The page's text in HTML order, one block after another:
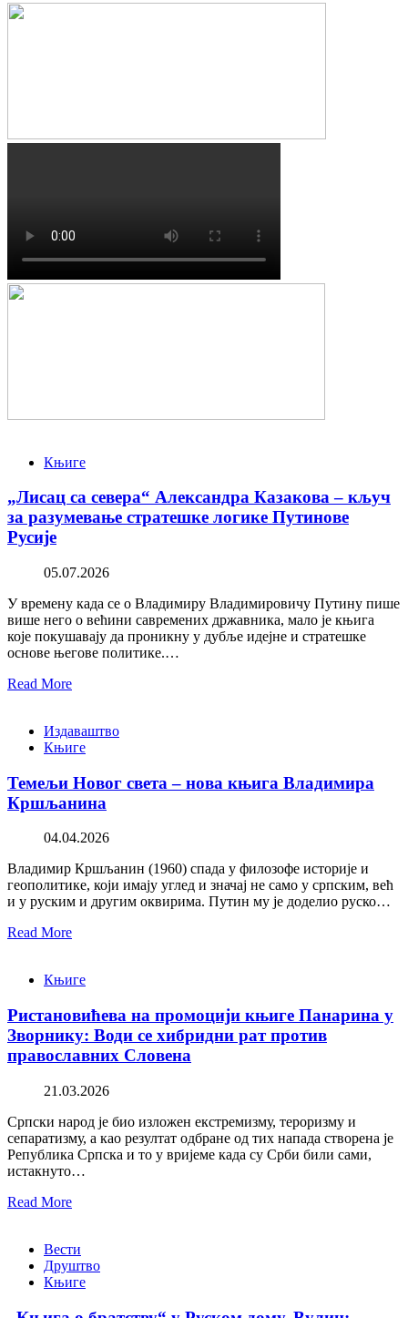
Књиге
„Лисац са севера“ Александра Казакова – кључ
за разумевање стратешке логике Путинове
Русије
05.07.2026
У времену када се о Владимиру Владимировичу Путину пише
више него о већини савремених државника, мало је књига
које покушавају да проникну у дубље идејне и стратешке
основе његове политике.…
Read More
Издаваштво
Књиге
Темељи Новог света – нова књига Владимира
Кршљанина
04.04.2026
Владимир Кршљанин (1960) спада у филозофе историје и
геополитике, који имају углед и значај не само у српским, већ
и у руским и другим оквирима. Путин му је доделио руско…
Read More
Књиге
Ристановићева на промоцији књиге Панарина у
Зворнику: Води се хибридни рат против
православних Словена
21.03.2026
Српски народ је био изложен екстремизму, тероризму и
сепаратизму, а као резултат одбране од тих напада створена је
Република Српска и то у вријеме када су Срби били сами,
истакнуто…
Read More
Вести
Друштво
Књиге